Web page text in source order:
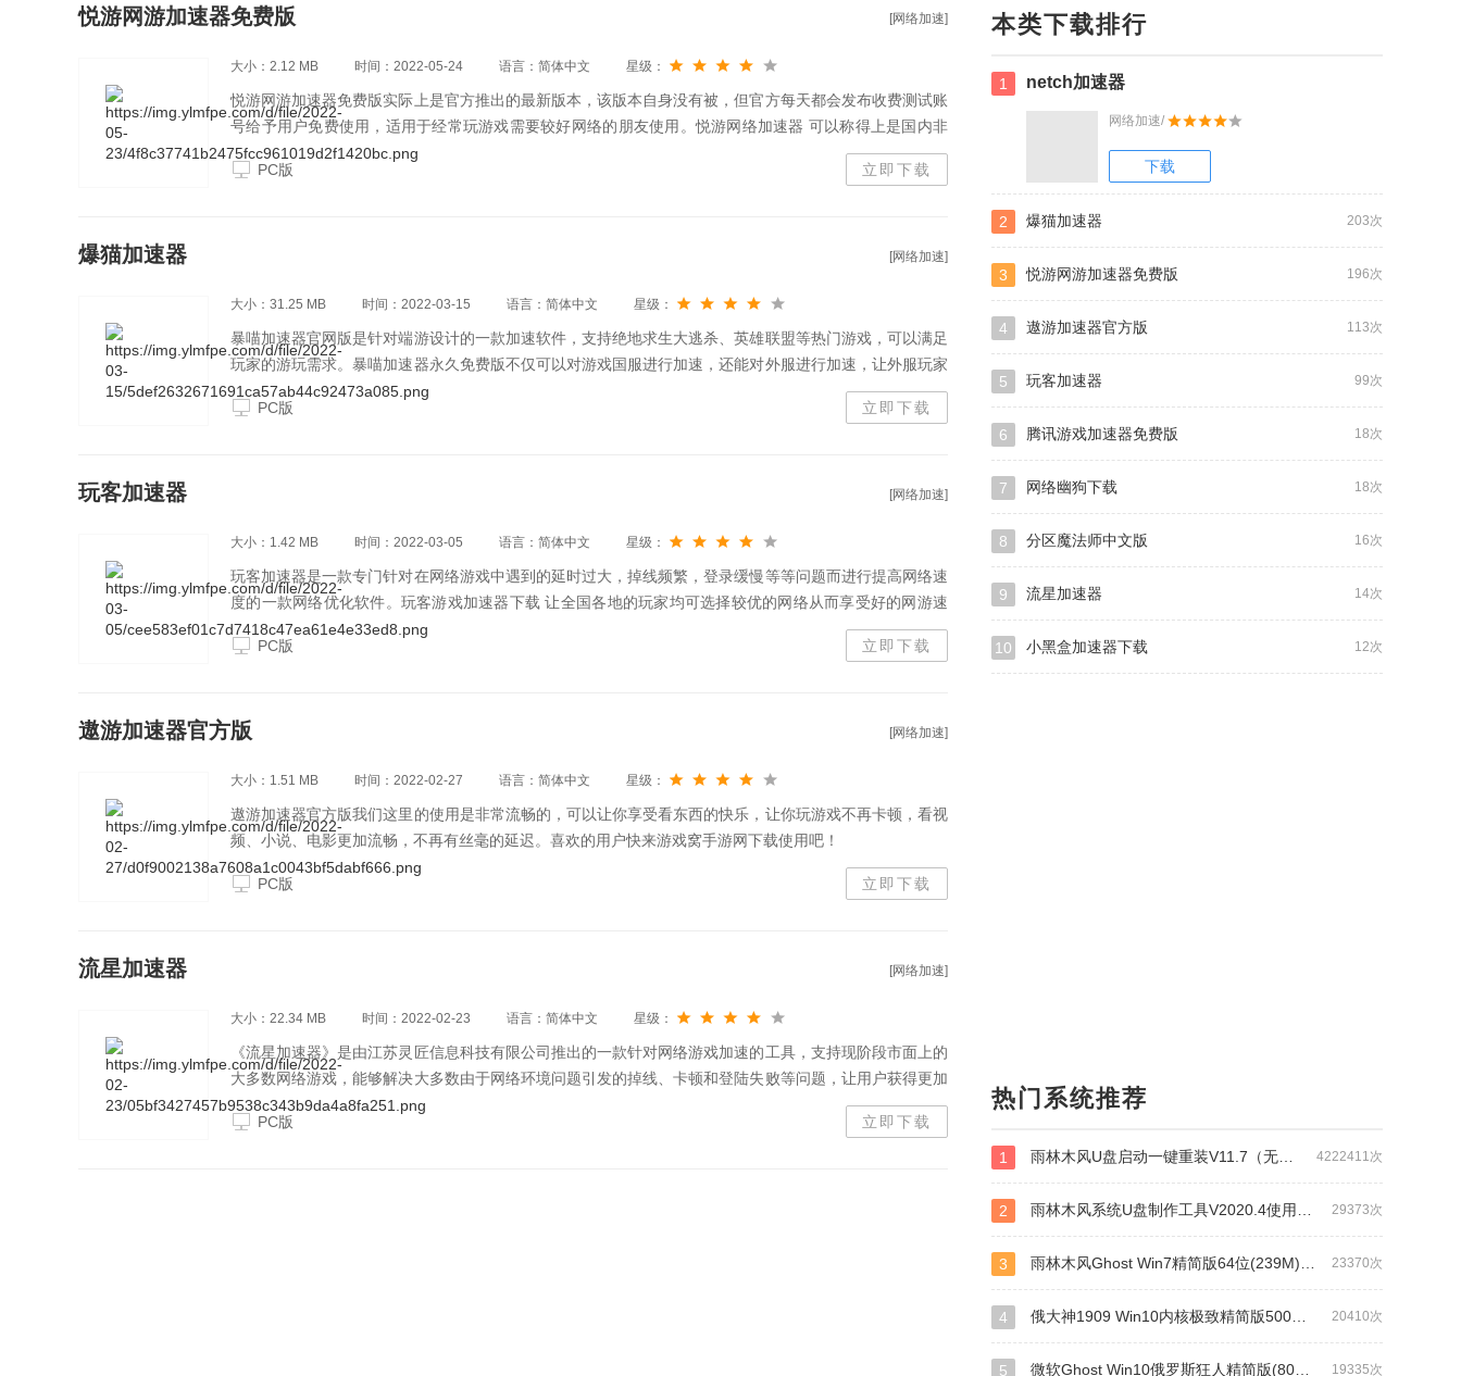
[网络加速]
悦游网游加速器免费版
大小：2.12 MB 时间：2022-05-24 语言：简体中文 星级：
悦游网游加速器免费版实际上是官方推出的最新版本，该版本自身没有被，但官方每天都会发布收费测试账
号给予用户免费使用，适用于经常玩游戏需要较好网络的朋友使用。悦游网络加速器 可以称得上是国内非
常专业的网络加速器之一，覆盖接入网PCCW、HKBN、KDDI、Sintel、BT、Sprint、T-Net等，全面支持各
种网络游戏、聊天软件、对战平台、魔兽世界、征途、梦幻西游、劲舞团、跑跑卡丁车、浩方和QQ对战平
PC版 立即下载
[网络加速]
爆猫加速器
大小：31.25 MB 时间：2022-03-15 语言：简体中文 星级：
暴喵加速器官网版是针对端游设计的一款加速软件，支持绝地求生大逃杀、英雄联盟等热门游戏，可以满足
玩家的游玩需求。暴喵加速器永久免费版不仅可以对游戏国服进行加速，还能对外服进行加速，让外服玩家
也能感受到流畅无比的竞技体验。爆猫加速器免费下载 而且这个加速器采用的是专门的通道加速，可以有
效解决卡顿、延迟等问题，从而让玩家的游戏体验感受达到最佳。简而言之，这是游戏玩家必备的一款工
PC版 立即下载
[网络加速]
玩客加速器
大小：1.42 MB 时间：2022-03-05 语言：简体中文 星级：
玩客加速器是一款专门针对在网络游戏中遇到的延时过大，掉线频繁，登录缓慢等等问题而进行提高网络速
度的一款网络优化软件。玩客游戏加速器下载 让全国各地的玩家均可选择较优的网络从而享受好的网游速
度。无论是从联通到电信，从电信到联通，还是从教育网到联通与电信，都可以好解决跨网所造成的网络屏
障，从而实现联通，电信，教育网，网络无边界，线路覆盖国内外几十个国家，支持所有外服游戏。
PC版 立即下载
[网络加速]
遨游加速器官方版
大小：1.51 MB 时间：2022-02-27 语言：简体中文 星级：
遨游加速器官方版我们这里的使用是非常流畅的，可以让你享受看东西的快乐，让你玩游戏不再卡顿，看视
频、小说、电影更加流畅，不再有丝毫的延迟。喜欢的用户快来游戏窝手游网下载使用吧！
PC版 立即下载
[网络加速]
流星加速器
大小：22.34 MB 时间：2022-02-23 语言：简体中文 星级：
《流星加速器》是由江苏灵匠信息科技有限公司推出的一款针对网络游戏加速的工具，支持现阶段市面上的
大多数网络游戏，能够解决大多数由于网络环境问题引发的掉线、卡顿和登陆失败等问题，让用户获得更加
优质的游戏体验。流星加速器电脑版下载安装 流星加速器从驱动程序出发，加速效果显著，整体素质达到
业内前列。
PC版 立即下载
本类下载排行
1 netch加速器
网络加速/
下载
203次
2 爆猫加速器
196次
3 悦游网游加速器免费版
113次
4 遨游加速器官方版
99次
5 玩客加速器
18次
6 腾讯游戏加速器免费版
18次
7 网络幽狗下载
16次
8 分区魔法师中文版
14次
9 流星加速器
12次
10 小黑盒加速器下载
热门系统推荐
4222411次
1 雨林木风U盘启动一键重装V11.7（无损网络版）
29373次
2 雨林木风系统U盘制作工具V2020.4使用教程+下载
23370次
3 雨林木风Ghost Win7精简版64位(239M)终极纯净版镜像下载 v2021.05
20410次
4 俄大神1909 Win10内核极致精简版500MB系统下载 v2021.03
19335次
5 微软Ghost Win10俄罗斯狂人精简版(800M)64位系统下载 v2021.06